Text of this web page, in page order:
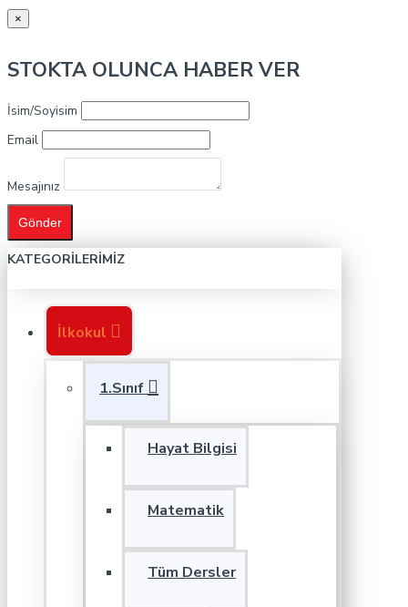
×
STOKTA OLUNCA HABER VER
İsim/Soyisim
Email
Mesajınız
Gönder
KATEGORILERIMIZ
İlkokul
1.Sınıf
Hayat Bilgisi
Matematik
Tüm Dersler